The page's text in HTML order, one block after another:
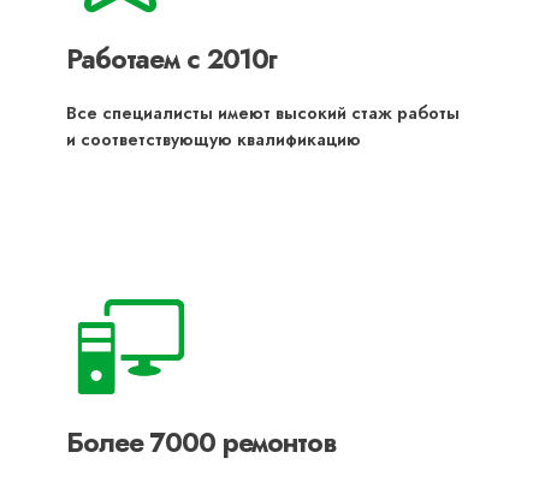
Работаем с 2010г
Все специалисты имеют высокий стаж работы
и соответствующую квалификацию
Более 7000 ремонтов